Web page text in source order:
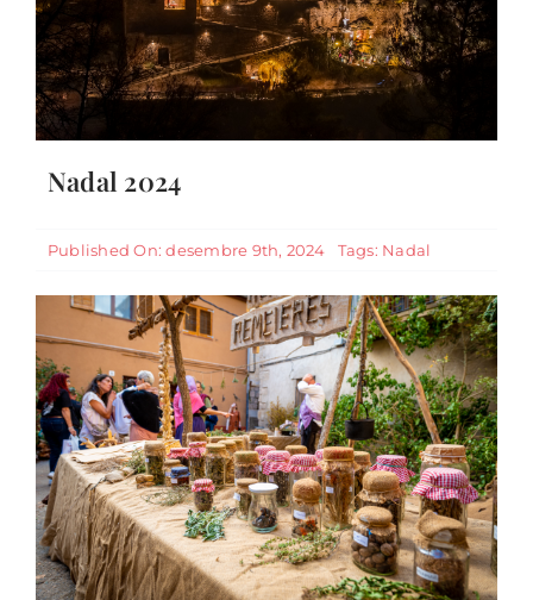
Nadal 2024
Published On: desembre 9th, 2024 Tags: Nadal
Pel novembre, bones torrades,
bruixes a cabassades